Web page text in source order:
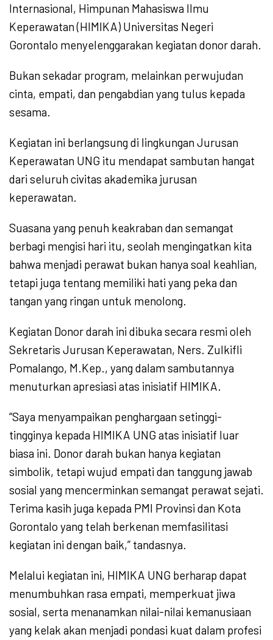
Internasional, Himpunan Mahasiswa Ilmu
Keperawatan (HIMIKA) Universitas Negeri
Gorontalo menyelenggarakan kegiatan donor darah.
Bukan sekadar program, melainkan perwujudan
cinta, empati, dan pengabdian yang tulus kepada
sesama.
Kegiatan ini berlangsung di lingkungan Jurusan
Keperawatan UNG itu mendapat sambutan hangat
dari seluruh civitas akademika jurusan
keperawatan.
Suasana yang penuh keakraban dan semangat
berbagi mengisi hari itu, seolah mengingatkan kita
bahwa menjadi perawat bukan hanya soal keahlian,
tetapi juga tentang memiliki hati yang peka dan
tangan yang ringan untuk menolong.
Kegiatan Donor darah ini dibuka secara resmi oleh
Sekretaris Jurusan Keperawatan, Ners. Zulkifli
Pomalango, M.Kep., yang dalam sambutannya
menuturkan apresiasi atas inisiatif HIMIKA.
“Saya menyampaikan penghargaan setinggi-
tingginya kepada HIMIKA UNG atas inisiatif luar
biasa ini. Donor darah bukan hanya kegiatan
simbolik, tetapi wujud empati dan tanggung jawab
sosial yang mencerminkan semangat perawat sejati.
Terima kasih juga kepada PMI Provinsi dan Kota
Gorontalo yang telah berkenan memfasilitasi
kegiatan ini dengan baik,” tandasnya.
Melalui kegiatan ini, HIMIKA UNG berharap dapat
menumbuhkan rasa empati, memperkuat jiwa
sosial, serta menanamkan nilai-nilai kemanusiaan
yang kelak akan menjadi pondasi kuat dalam profesi